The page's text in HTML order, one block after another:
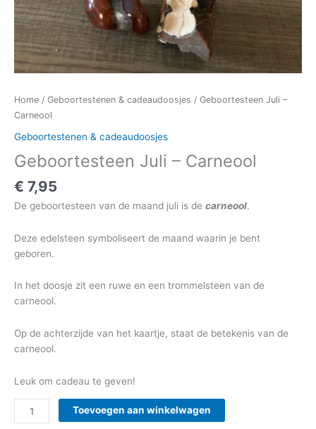
Home / Geboortestenen & cadeaudoosjes / Geboortesteen Juli –
Carneool
Geboortestenen & cadeaudoosjes
Geboortesteen Juli – Carneool
€ 7,95
De geboortesteen van de maand juli is de carneool.
Deze edelsteen symboliseert de maand waarin je bent
geboren.
In het doosje zit een ruwe en een trommelsteen van de
carneool.
Op de achterzijde van het kaartje, staat de betekenis van de
carneool.
Leuk om cadeau te geven!
Toevoegen aan winkelwagen